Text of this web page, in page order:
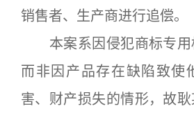
销售者、生产商进行追偿。
本案系因侵犯商标专用
而非因产品存在缺陷致使
害、财产损失的情形，故